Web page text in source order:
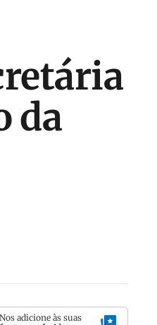
da
Nos adicione às suas